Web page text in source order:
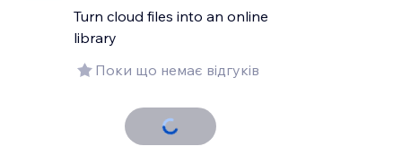
Turn cloud files into an online
library
Поки що немає відгуків